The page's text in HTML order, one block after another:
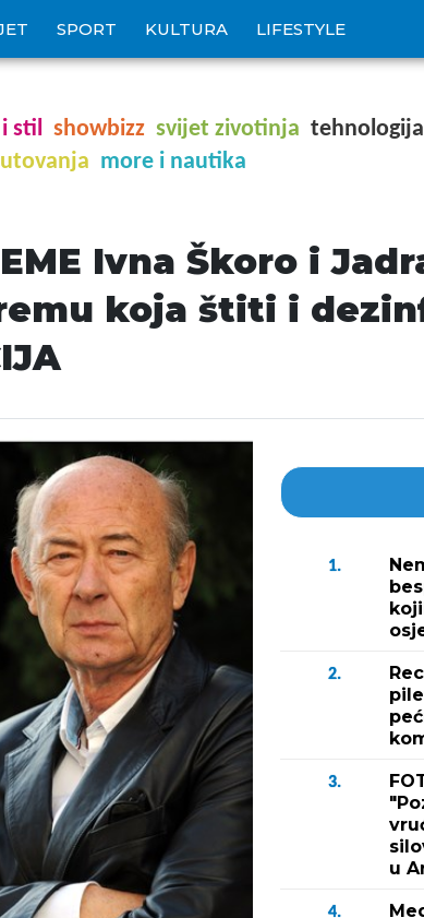
SPORT KULTURA LIFESTYLE
stil showbizz svijet zivotinja tehnologija
more i nautika
Ivna Škoro i
koja štiti i
1.
2.
3.
u
4.